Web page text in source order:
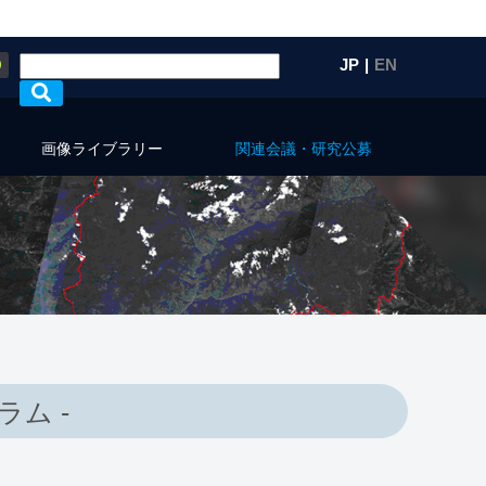
JP | EN
画像ライブラリー 関連会議・研究公募
ム -